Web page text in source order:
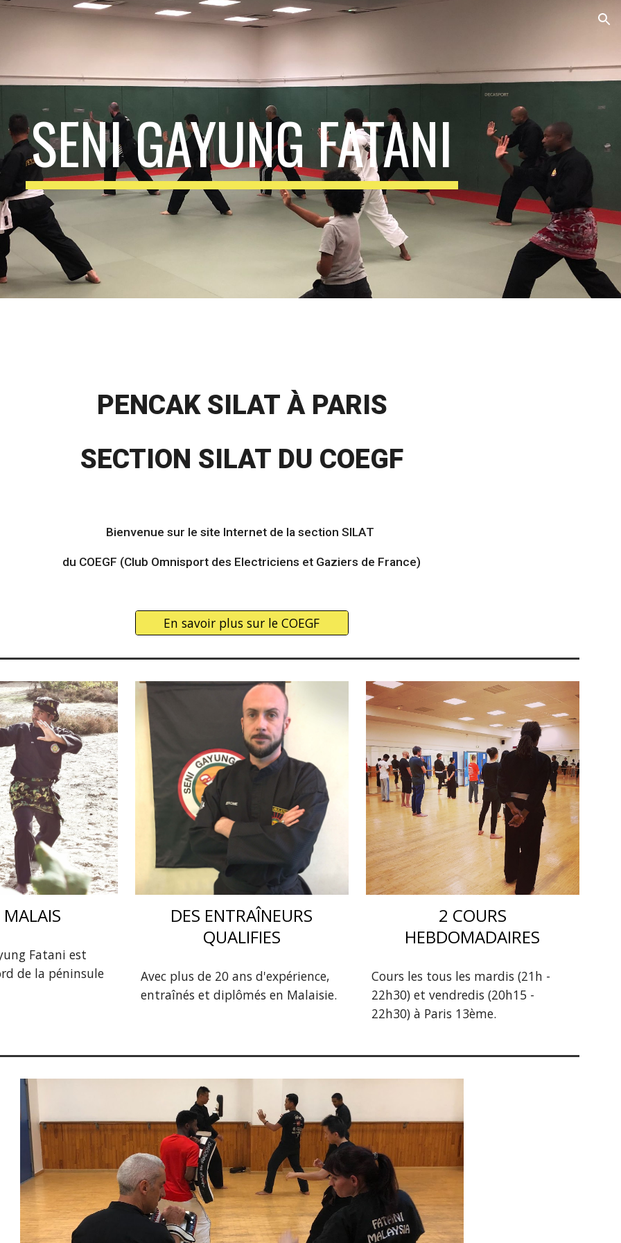
to main content Skip to navigation
SENI GAYUNG FATANI
PENCAK SILAT À PARIS
SECTION SILAT DU COEGF
Bienvenue sur le site Internet de la section SILAT
du COEGF (Club Omnisport des Electriciens et Gaziers de France)
En savoir plus sur le COEGF
Fatani est
de la péninsule
DES ENTRAÎNEURS
QUALIFIES
Avec plus de 20 ans d'expérience,
entraînés et diplômés en Malaisie.
2 COURS
HEBDOMADAIRES
Cours les tous les mardis (21h -
22h30) et vendredis (20h15 -
22h30) à Paris 13ème.